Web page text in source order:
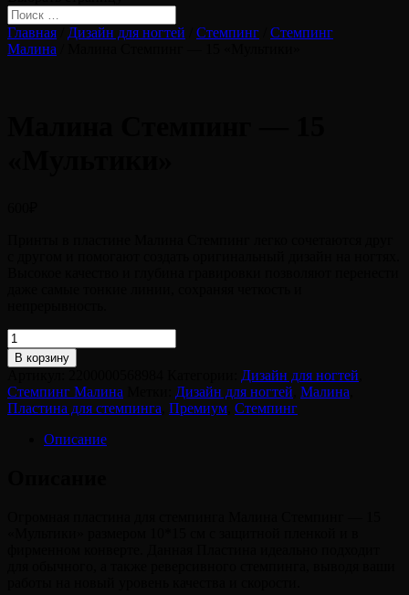
Главная Дизайн для ногтей Стемпинг
Стемпинг
Малина
Количество
товара
Малина
Стемпинг
-
15
"Мультики"
В корзину
Дизайн для ногтей
Стемпинг Малина
Дизайн для ногтей Малина
Пластина для стемпинга Премиум Стемпинг
Описание